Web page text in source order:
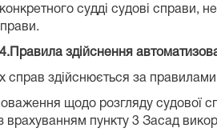
судді судові
4.Правила здійснення
справ здійснюється за
щодо розгляду судової
врахуванням пункту 3 Засад